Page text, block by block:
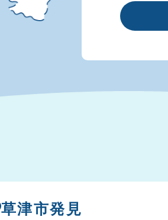
草津市発見